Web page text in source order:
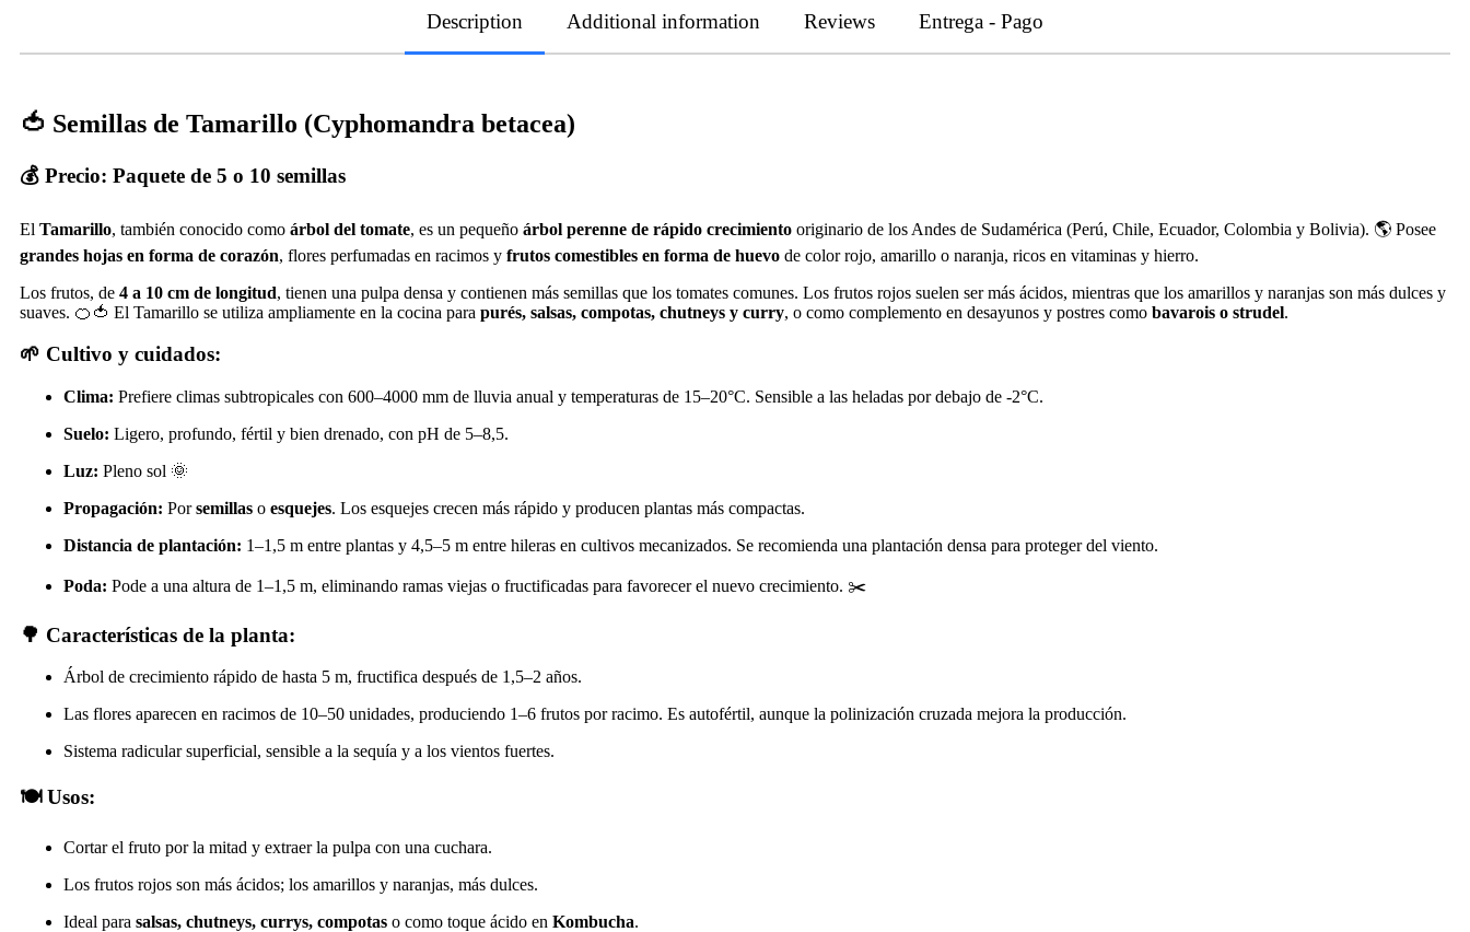
Description Additional information Reviews Entrega - Pago
🍅 Semillas de Tamarillo (Cyphomandra betacea)
💰 Precio: Paquete de 5 o 10 semillas
El Tamarillo, también conocido como árbol del tomate, es un pequeño árbol perenne de rápido crecimiento originario de los Andes de Sudamérica (Perú, Chile, Ecuador, Colombia y Bolivia). 🌎 Posee
grandes hojas en forma de corazón, flores perfumadas en racimos y frutos comestibles en forma de huevo de color rojo, amarillo o naranja, ricos en vitaminas y hierro.
Los frutos, de 4 a 10 cm de longitud, tienen una pulpa densa y contienen más semillas que los tomates comunes. Los frutos rojos suelen ser más ácidos, mientras que los amarillos y naranjas son más dulces y
suaves. 🍊🍅 El Tamarillo se utiliza ampliamente en la cocina para purés, salsas, compotas, chutneys y curry, o como complemento en desayunos y postres como bavarois o strudel.
🌱 Cultivo y cuidados:
Clima: Prefiere climas subtropicales con 600–4000 mm de lluvia anual y temperaturas de 15–20°C. Sensible a las heladas por debajo de -2°C.
Suelo: Ligero, profundo, fértil y bien drenado, con pH de 5–8,5.
Luz: Pleno sol 🌞
Propagación: Porsemillas o esquejes. Los esquejes crecen más rápido y producen plantas más compactas.
Distancia de plantación: 1–1,5 m entre plantas y 4,5–5 m entre hileras en cultivos mecanizados. Se recomienda una plantación densa para proteger del viento.
Poda: Pode a una altura de 1–1,5 m, eliminando ramas viejas o fructificadas para favorecer el nuevo crecimiento. ✂️
🌳 Características de la planta:
Árbol de crecimiento rápido de hasta 5 m, fructifica después de 1,5–2 años.
Las flores aparecen en racimos de 10–50 unidades, produciendo 1–6 frutos por racimo. Es autofértil, aunque la polinización cruzada mejora la producción.
Sistema radicular superficial, sensible a la sequía y a los vientos fuertes.
🍽️ Usos:
Cortar el fruto por la mitad y extraer la pulpa con una cuchara.
Los frutos rojos son más ácidos; los amarillos y naranjas, más dulces.
Ideal para salsas, chutneys, currys, compotas o como toque ácido en Kombucha.